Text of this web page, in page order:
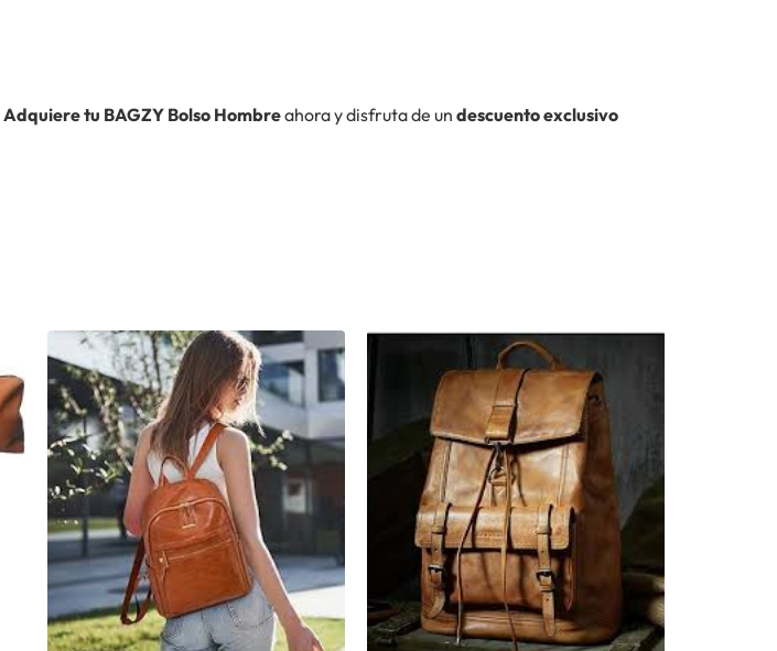
Adquiere tu BAGZY Bolso Hombreahora y disfruta de un descuento exclusivo